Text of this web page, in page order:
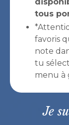
tous
favoris
note
tu
menu à
Je